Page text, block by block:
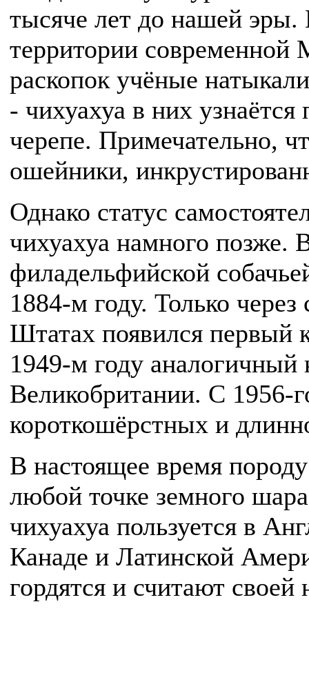
тысяче лет до нашей эры.
территории современной
раскопок учёные
- чихуахуа в них
черепе. Примечательно,
ошейники,
Однако статус
чихуахуа намного позже.
филадельфийской
1884-м году. Только
Штатах появился первый
1949-м году аналогичный
Великобритании. С 1956-
короткошёрстных и
В настоящее время
любой точке земного
чихуахуа пользуется в
Канаде и Латинской
гордятся и считают